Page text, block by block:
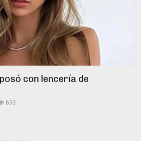
con lencería de
693